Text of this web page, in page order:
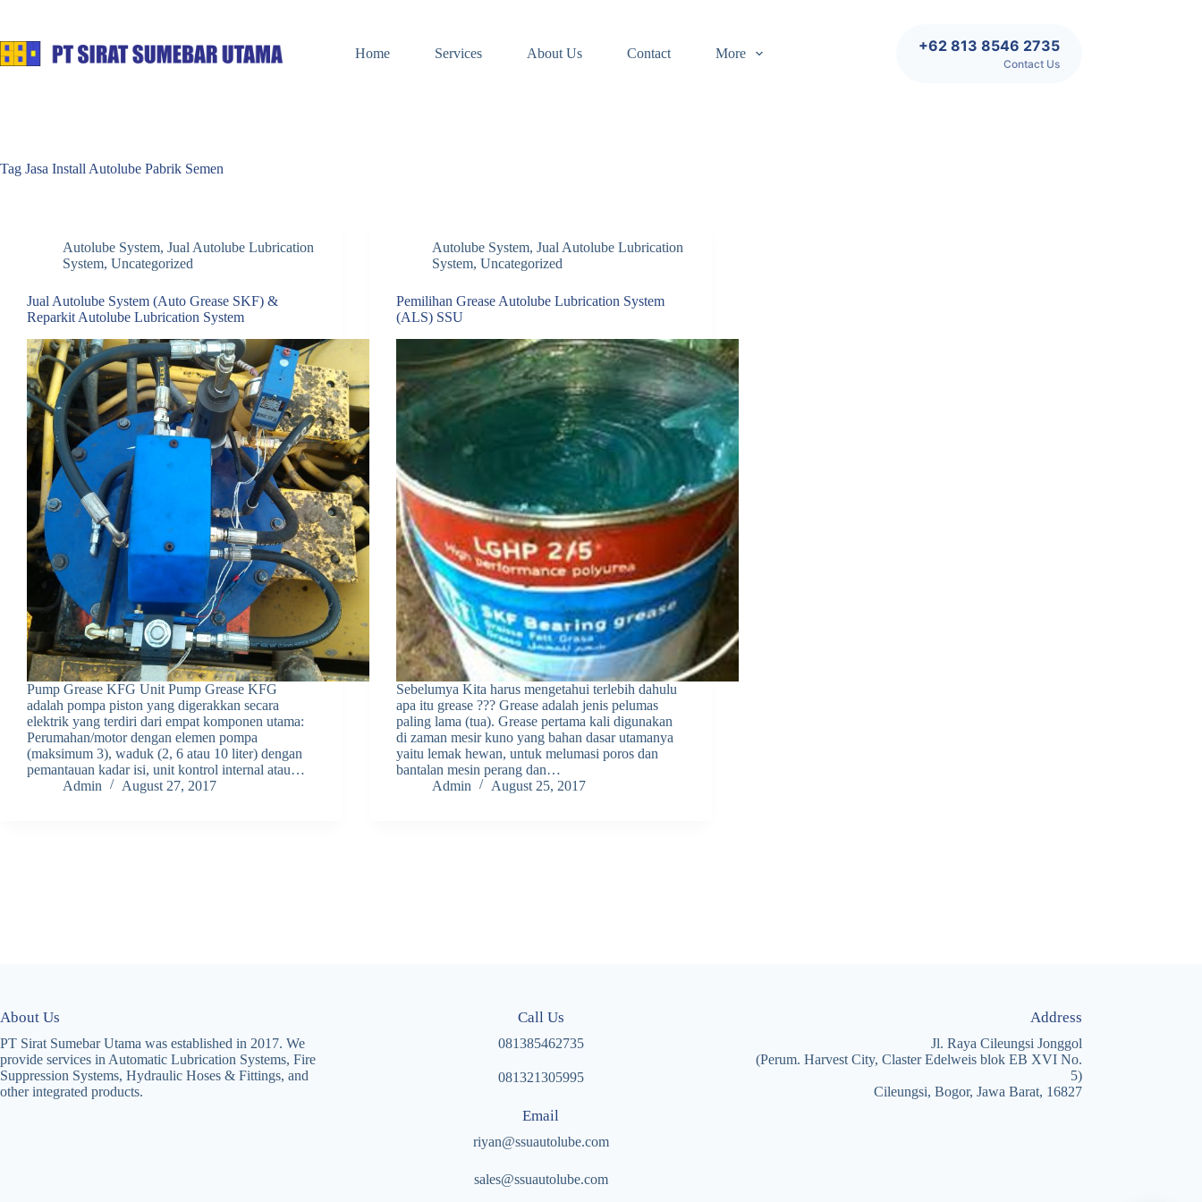
content
Home
Services About Us Contact More +62 813 8546 2735
Contact Us
Tag Jasa Install Autolube Pabrik Semen
Autolube System, Jual Autolube Lubrication
System, Uncategorized
Jual Autolube System (Auto Grease SKF) &
Reparkit Autolube Lubrication System
Pump Grease KFG Unit Pump Grease KFG
adalah pompa piston yang digerakkan secara
elektrik yang terdiri dari empat komponen utama:
Perumahan/motor dengan elemen pompa
(maksimum 3), waduk (2, 6 atau 10 liter) dengan
pemantauan kadar isi, unit kontrol internal atau…
Admin
August 27, 2017
Autolube System,Jual Autolube Lubrication
System,Uncategorized
Pemilihan Grease Autolube Lubrication System
(ALS) SSU
Sebelumya Kita harus mengetahui terlebih dahulu
apa itu grease ??? Grease adalah jenis pelumas
paling lama (tua). Grease pertama kali digunakan
di zaman mesir kuno yang bahan dasar utamanya
yaitu lemak hewan, untuk melumasi poros dan
bantalan mesin perang dan…
Admin
August 25, 2017
About Us
PT Sirat Sumebar Utama was established in 2017. We
provide services in Automatic Lubrication Systems, Fire
Suppression Systems, Hydraulic Hoses & Fittings, and
other integrated products.
Call Us
081385462735
081321305995
Email
riyan@ssuautolube.com
sales@ssuautolube.com
Address
Jl. Raya Cileungsi Jonggol
(Perum. Harvest City, Claster Edelweis blok EB XVI No.
5)
Cileungsi, Bogor, Jawa Barat, 16827